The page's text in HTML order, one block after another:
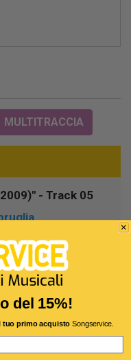
MULTITRACCIA
- Track 05
G.Clark - C.Martin
del 15%!
tuo primo acquistoSongservice.